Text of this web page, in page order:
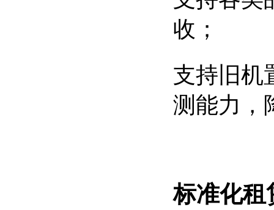
收；
支持旧机
测能力，
标准化租